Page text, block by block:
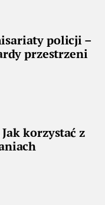
policji –
przestrzeni
korzystać z